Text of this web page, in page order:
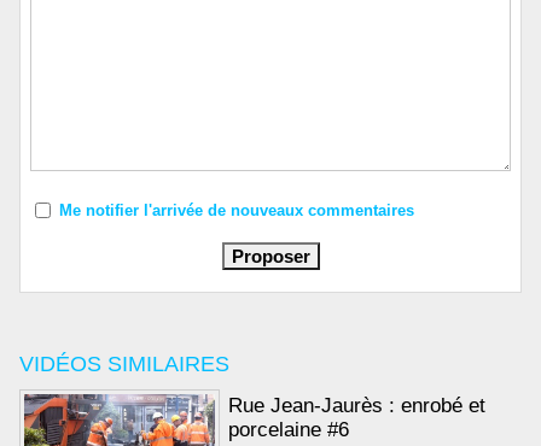
VIDÉOS SIMILAIRES
Rue Jean-Jaurès : enrobé et
porcelaine #6
Me notifier l'arrivée de nouveaux commentaires